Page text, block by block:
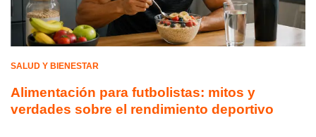
SALUD Y BIENESTAR
Alimentación para futbolistas: mitos y
verdades sobre el rendimiento deportivo